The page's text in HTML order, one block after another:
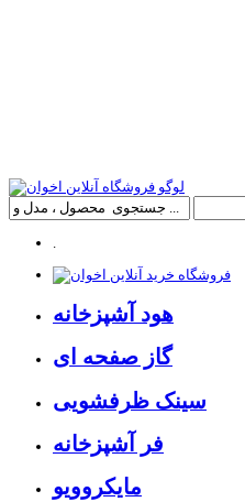
.
هود آشپزخانه
گاز صفحه ای
سینک ظرفشویی
فر آشپزخانه
مایکروویو